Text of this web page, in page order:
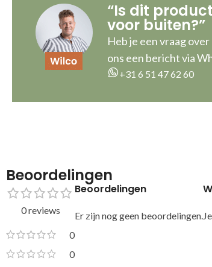
“Is dit
voor buiten?”
Heb je een vraag
ons een bericht via
+31 6 51 47 62 60
Beoordelingen
0 reviews
0
0
Beoordelingen
Er zijn nog geen beoordelingen.